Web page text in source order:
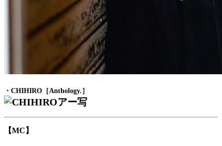
・CHIHIRO［Anthology.］
【MC】